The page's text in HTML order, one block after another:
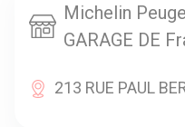
Michelin
GARAGE DE
213 RUE PAUL